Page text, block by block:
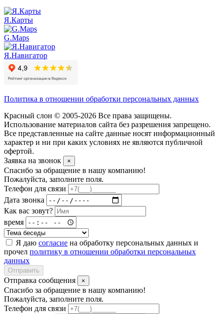
Я.Карты
G.Maps
Я.Навигатор
Политика в отношении обработки персональных данных
Красный слон © 2005-2026 Все права защищены.
Использование материалов сайта без разрешения запрещено.
Все представленные на сайте данные носят информационный
характер и ни при каких условиях не являются публичной
офертой.
Заявка на звонок
×
Спасибо за обращение в нашу компанию!
Пожалуйста, заполните поля.
Телефон для связи
Дата звонка
Как вас зовут?
время
Я даю согласие на обработку персональных данных и
прочел политику в отношении обработки персональных
данных
Отправить
Отправка сообщения ×
Спасибо за обращение в нашу компанию!
Пожалуйста, заполните поля.
Телефон для связи